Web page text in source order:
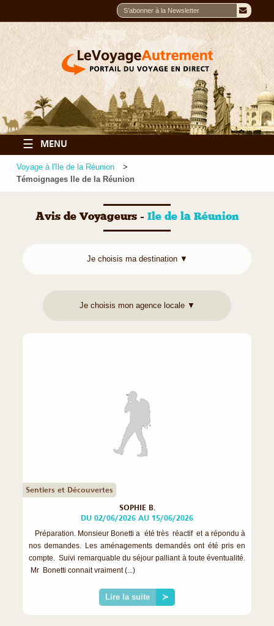
☰ MENU
Voyage à l'Ile de la Réunion
Témoignages Ile de la Réunion
Avis de Voyageurs - Ile de la Réunion
Sentiers et Découvertes
SOPHIE B.
DU 02/06/2026 AU 15/06/2026
Préparation. Monsieur Bonetti a été très réactif et a répondu à
nos demandes. Les aménagements demandés ont été pris en
compte. Suivi remarquable du séjour palliant à toute éventualité.
Mr Bonetti connait vraiment (...)
Lire la suite ≻